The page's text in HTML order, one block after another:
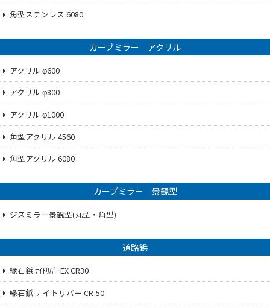
角型ステンレス 6080
カーブミラー アクリル
アクリル φ600
アクリル φ800
アクリル φ1000
角型アクリル 4560
角型アクリル 6080
カーブミラー 景観型
ジスミラー景観型(丸型・角型)
道路鋲
縁石鋲 ﾅｲﾄﾘﾊﾞｰEX CR30
縁石鋲 ナイトリバー CR-50